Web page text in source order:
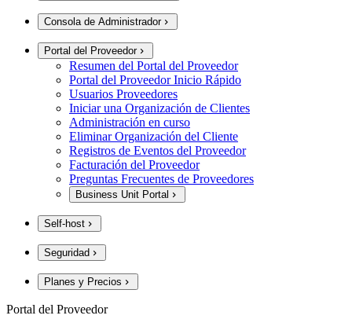
Consola de Administrador
Portal del Proveedor
Resumen del Portal del Proveedor
Portal del Proveedor Inicio Rápido
Usuarios Proveedores
Iniciar una Organización de Clientes
Administración en curso
Eliminar Organización del Cliente
Registros de Eventos del Proveedor
Facturación del Proveedor
Preguntas Frecuentes de Proveedores
Business Unit Portal
Self-host
Seguridad
Planes y Precios
Portal del Proveedor